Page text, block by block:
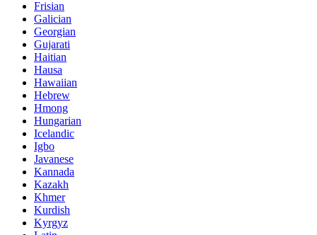
Frisian
Galician
Georgian
Gujarati
Haitian
Hausa
Hawaiian
Hebrew
Hmong
Hungarian
Icelandic
Igbo
Javanese
Kannada
Kazakh
Khmer
Kurdish
Kyrgyz